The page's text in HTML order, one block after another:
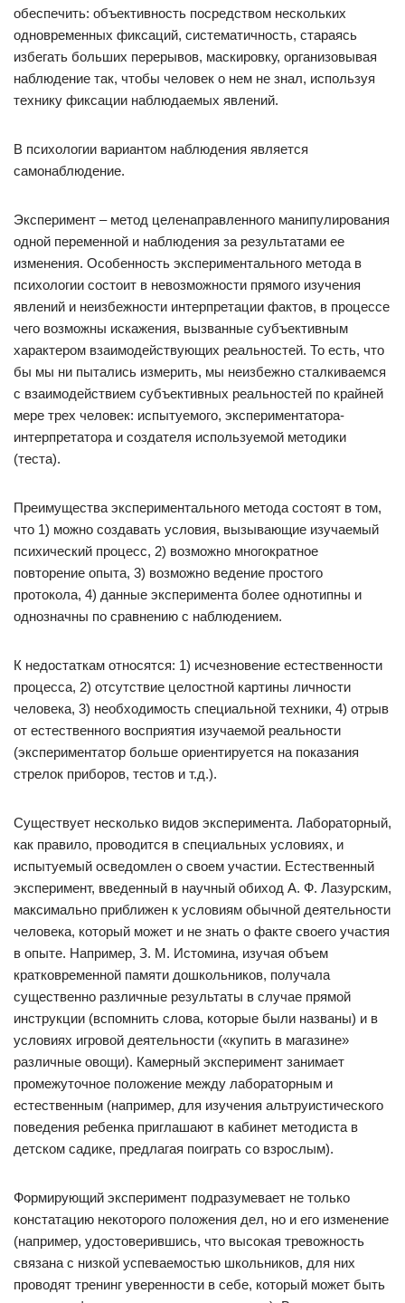
обеспечить: объективность посредством нескольких
одновременных фиксаций, систематичность, стараясь
избегать больших перерывов, маскировку, организовывая
наблюдение так, чтобы человек о нем не знал, используя
технику фиксации наблюдаемых явлений.
В психологии вариантом наблюдения является
самонаблюдение.
Эксперимент – метод целенаправленного манипулирования
одной переменной и наблюдения за результатами ее
изменения. Особенность экспериментального метода в
психологии состоит в невозможности прямого изучения
явлений и неизбежности интерпретации фактов, в процессе
чего возможны искажения, вызванные субъективным
характером взаимодействующих реальностей. То есть, что
бы мы ни пытались измерить, мы неизбежно сталкиваемся
с взаимодействием субъективных реальностей по крайней
мере трех человек: испытуемого, экспериментатора-
интерпретатора и создателя используемой методики
(теста).
Преимущества экспериментального метода состоят в том,
что 1) можно создавать условия, вызывающие изучаемый
психический процесс, 2) возможно многократное
повторение опыта, 3) возможно ведение простого
протокола, 4) данные эксперимента более однотипны и
однозначны по сравнению с наблюдением.
К недостаткам относятся: 1) исчезновение естественности
процесса, 2) отсутствие целостной картины личности
человека, 3) необходимость специальной техники, 4) отрыв
от естественного восприятия изучаемой реальности
(экспериментатор больше ориентируется на показания
стрелок приборов, тестов и т.д.).
Существует несколько видов эксперимента. Лабораторный,
как правило, проводится в специальных условиях, и
испытуемый осведомлен о своем участии. Естественный
эксперимент, введенный в научный обиход А. Ф. Лазурским,
максимально приближен к условиям обычной деятельности
человека, который может и не знать о факте своего участия
в опыте. Например, З. М. Истомина, изучая объем
кратковременной памяти дошкольников, получала
существенно различные результаты в случае прямой
инструкции (вспомнить слова, которые были названы) и в
условиях игровой деятельности («купить в магазине»
различные овощи). Камерный эксперимент занимает
промежуточное положение между лабораторным и
естественным (например, для изучения альтруистического
поведения ребенка приглашают в кабинет методиста в
детском садике, предлагая поиграть со взрослым).
Формирующий эксперимент подразумевает не только
констатацию некоторого положения дел, но и его изменение
(например, удостоверившись, что высокая тревожность
связана с низкой успеваемостью школьников, для них
проводят тренинг уверенности в себе, который может быть